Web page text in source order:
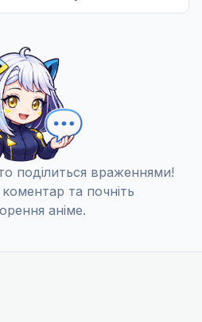
поділиться враженнями!
та почніть
аніме.